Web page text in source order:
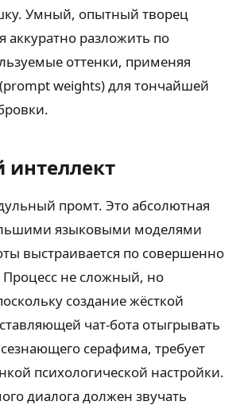
Умный, опытный творец
аккуратно разложить по
оттенки, применяя
weights) для тончайшей
интеллект
промт. Это абсолютная
языковыми моделями
выстраивается по совершенно
не сложный, но
создание жёсткой
чат-бота отыгрывать
серафима, требует
психологической настройки.
диалога должен звучать